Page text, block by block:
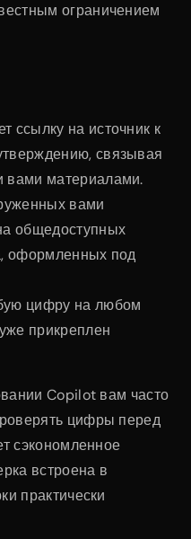
ограничением
ссылку на источник к
связывая
вами материалами.
вами
общедоступных
оформленных под
цифру на любом
прикреплен
Copilot вам часто
цифры перед
сэкономленное
встроена в
практически